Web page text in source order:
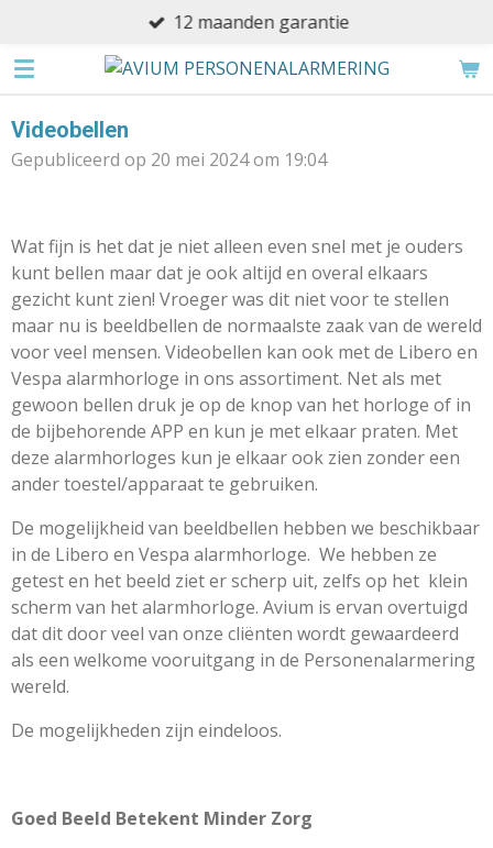
naar
hoofdinhoud
12 maanden garantie
Videobellen
Gepubliceerd op 20 mei 2024 om 19:04
Wat fijn is het dat je niet alleen even snel met je ouders
kunt bellen maar dat je ook altijd en overal elkaars
gezicht kunt zien! Vroeger was dit niet voor te stellen
maar nu is beeldbellen de normaalste zaak van de wereld
voor veel mensen. Videobellen kan ook met de Libero en
Vespa alarmhorloge in ons assortiment. Net als met
gewoon bellen druk je op de knop van het horloge of in
de bijbehorende APP en kun je met elkaar praten. Met
deze alarmhorloges kun je elkaar ook zien zonder een
ander toestel/apparaat te gebruiken.
De mogelijkheid van beeldbellen hebben we beschikbaar
in de Libero en Vespa alarmhorloge. We hebben ze
getest en het beeld ziet er scherp uit, zelfs op het klein
scherm van het alarmhorloge. Avium is ervan overtuigd
dat dit door veel van onze cliënten wordt gewaardeerd
als een welkome vooruitgang in de Personenalarmering
wereld.
De mogelijkheden zijn eindeloos.
Goed Beeld Betekent Minder Zorg